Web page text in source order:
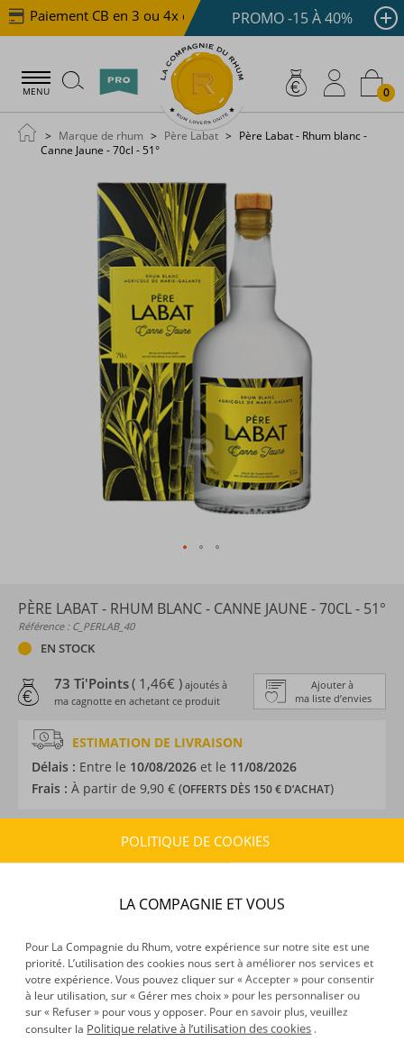
Paiement CB en 3 ou 4x dès 100 € Livraison offerte
PROMO -15 À 40%
MENU 0
Marque de rhum Père Labat
Père Labat - Rhum blanc -
Canne Jaune - 70cl - 51°
PÈRE LABAT - RHUM BLANC - CANNE JAUNE - 70CL - 51°
Référence : C_PERLAB_40
EN STOCK
Ajouter à
ma liste d’envies
73 Ti'Points( 1,46€ ) ajoutés à
ma cagnotte en achetant ce produit
ESTIMATION DE LIVRAISON
Délais : Entre le 10/08/2026 et le 11/08/2026
Frais : À partir de 9,90 € (OFFERTS DÈS 150 € D’ACHAT)
CARACTÉRISTIQUES DU PRODUIT
Marie-Galante
Volume :70CL
Degré :51°
DÉCOUVERTE
POLITIQUE DE COOKIES
LA COMPAGNIE ET VOUS
Pour La Compagnie du Rhum, votre expérience sur notre site est une
priorité. L’utilisation des cookies nous sert à améliorer nos services et
votre expérience. Vous pouvez cliquer sur « Accepter » pour consentir
à leur utilisation, sur « Gérer mes choix » pour les personnaliser ou
sur « Refuser » pour vous y opposer. Pour en savoir plus, veuillez
consulter la Politique relative à l’utilisation des cookies .